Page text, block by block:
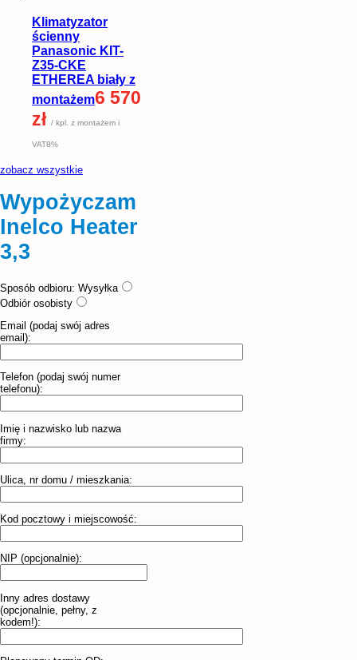
Klimatyzator
ścienny
Panasonic KIT-
Z35-CKE
ETHEREA biały z
montażem6 570
zł / kpl. z montażem i
VAT8%
zobacz wszystkie
Wypożyczam
Inelco Heater
3,3
Sposób odbioru: Wysyłka
Odbiór osobisty
Email (podaj swój adres
email):
Telefon (podaj swój numer
telefonu):
Imię i nazwisko lub nazwa
firmy:
Ulica, nr domu / mieszkania:
Kod pocztowy i miejscowość:
NIP (opcjonalnie):
Inny adres dostawy
(opcjonalnie, pełny, z
kodem!):